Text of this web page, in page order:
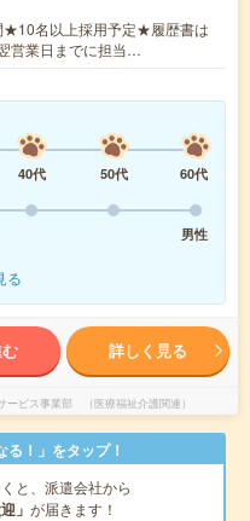
★10名以上採用予定★履歴書は
営業日までに担当…
40代 50代
60代
男性
る
詳しく見る
ビス事業部 （医療福祉介護関連）
！」をタップ！
と、派遣会社から
」 が届きます！